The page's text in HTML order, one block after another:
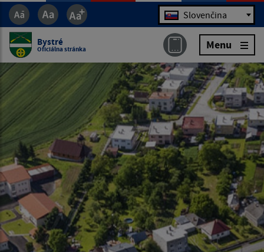
Jazyk Slovenčina
Bystré
Oficiálna stránka Menu